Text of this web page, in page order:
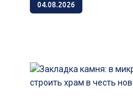
04.08.2026